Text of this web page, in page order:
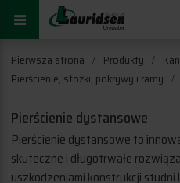
Pierwsza strona Produkty
Pierścienie, stożki, pokrywy i ramy
Pierścienie dystansowe
Pierścienie dystansowe to
skuteczne i długotrwałe
uszkodzeniami konstrukcji